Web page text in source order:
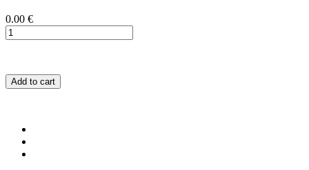
0.00 €
Add to cart